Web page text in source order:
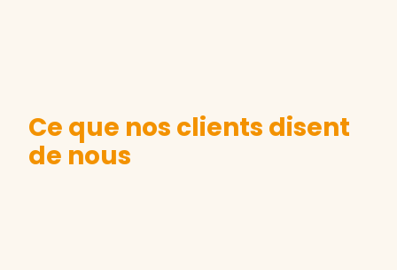
Ce que nos clients disent
de nous